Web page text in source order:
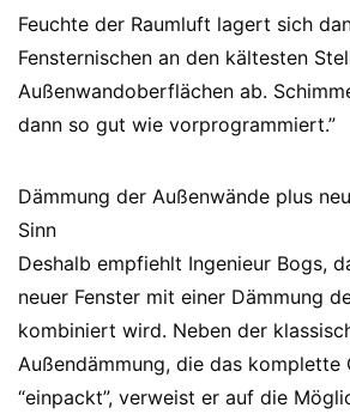
Feuchte der Raumluft lagert sich
Fensternischen an den kältesten
Außenwandoberflächen ab.
dann so gut wie vorprogrammiert.”
Dämmung der Außenwände plus
Sinn
Deshalb empfiehlt Ingenieur Bogs,
neuer Fenster mit einer Dämmung
kombiniert wird. Neben der
Außendämmung, die das komplette
“einpackt”, verweist er auf die